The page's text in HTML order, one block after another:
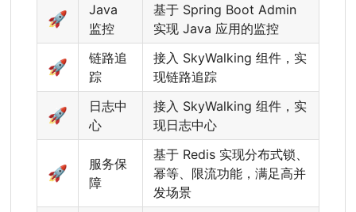
🚀
Java
监控
基于 Spring Boot Admin
实现 Java 应用的监控
🚀
链路追
踪
接入 SkyWalking 组件，实
现链路追踪
🚀
日志中
心
接入 SkyWalking 组件，实
现日志中心
🚀
服务保
障
基于 Redis 实现分布式锁、
幂等、限流功能，满足高并
发场景